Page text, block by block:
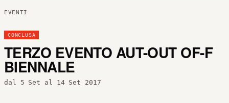
EVENTI
CONCLUSA
TERZO EVENTO AUT-OUT OF-F
BIENNALE
dal 5 Set al 14 Set 2017